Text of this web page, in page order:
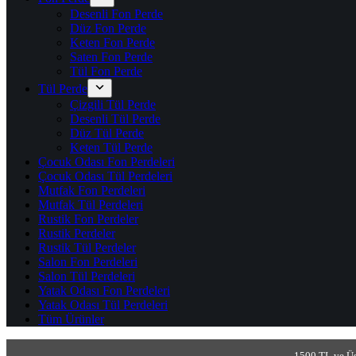
Desenli Fon Perde
Düz Fon Perde
Keten Fon Perde
Saten Fon Perde
Tül Fon Perde
Tül Perde
Çizgili Tül Perde
Desenli Tül Perde
Düz Tül Perde
Keten Tül Perde
Çocuk Odası Fon Perdeleri
Çocuk Odası Tül Perdeleri
Mutfak Fon Perdeleri
Mutfak Tül Perdeleri
Rustik Fon Perdeler
Rustik Perdeler
Rustik Tül Perdeler
Salon Fon Perdeleri
Salon Tül Perdeleri
Yatak Odası Fon Perdeleri
Yatak Odası Tül Perdeleri
Tüm Ürünler